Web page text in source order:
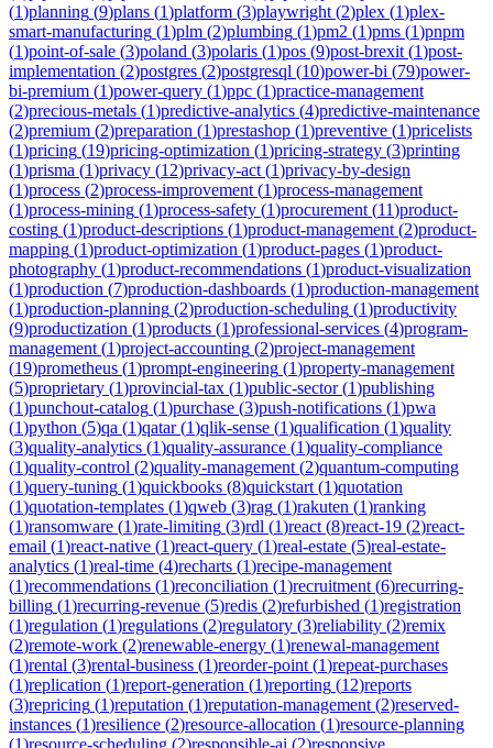
(1)planning (9)plans (1)platform (3)playwright (2)plex (1)plex-
smart-manufacturing (1)plm (2)plumbing (1)pm2 (1)pms (1)pnpm
(1)point-of-sale (3)poland (3)polaris (1)pos (9)post-brexit (1)post-
implementation (2)postgres (2)postgresql (10)power-bi (79)power-
bi-premium (1)power-query (1)ppc (1)practice-management
(2)precious-metals (1)predictive-analytics (4)predictive-maintenance
(2)premium (2)preparation (1)prestashop (1)preventive (1)pricelists
(1)pricing (19)pricing-optimization (1)pricing-strategy (3)printing
(1)prisma (1)privacy (12)privacy-act (1)privacy-by-design
(1)process (2)process-improvement (1)process-management
(1)process-mining (1)process-safety (1)procurement (11)product-
costing (1)product-descriptions (1)product-management (2)product-
mapping (1)product-optimization (1)product-pages (1)product-
photography (1)product-recommendations (1)product-visualization
(1)production (7)production-dashboards (1)production-management
(1)production-planning (2)production-scheduling (1)productivity
(9)productization (1)products (1)professional-services (4)program-
management (1)project-accounting (2)project-management
(19)prometheus (1)prompt-engineering (1)property-management
(5)proprietary (1)provincial-tax (1)public-sector(1)publishing
(1)punchout-catalog (1)purchase (3)push-notifications (1)pwa
(1)python (5)qa (1)qatar(1)qlik-sense (1)qualification (1)quality
(3)quality-analytics (1)quality-assurance (1)quality-compliance
(1)quality-control (2)quality-management (2)quantum-computing
(1)query-tuning (1)quickbooks (8)quickstart (1)quotation
(1)quotation-templates (1)qweb (3)rag (1)rakuten (1)ranking
(1)ransomware (1)rate-limiting (3)rdl (1)react (8)react-19 (2)react-
email (1)react-native (1)react-query (1)real-estate (5)real-estate-
analytics (1)real-time (4)recharts (1)recipe-management
(1)recommendations (1)reconciliation (1)recruitment (6)recurring-
billing (1)recurring-revenue (5)redis (2)refurbished (1)registration
(1)regulation (1)regulations (2)regulatory (3)reliability (2)remix
(2)remote-work (2)renewable-energy (1)renewal-management
(1)rental (3)rental-business (1)reorder-point (1)repeat-purchases
(1)replication (1)report-generation (1)reporting (12)reports
(3)repricing (1)reputation (1)reputation-management (2)reserved-
instances (1)resilience (2)resource-allocation (1)resource-planning
(1)resource-scheduling (2)responsible-ai (2)responsive